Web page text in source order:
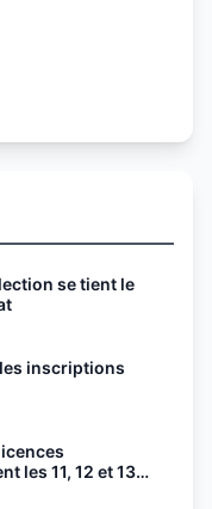
se tient le
inscriptions
les 11, 12 et 13